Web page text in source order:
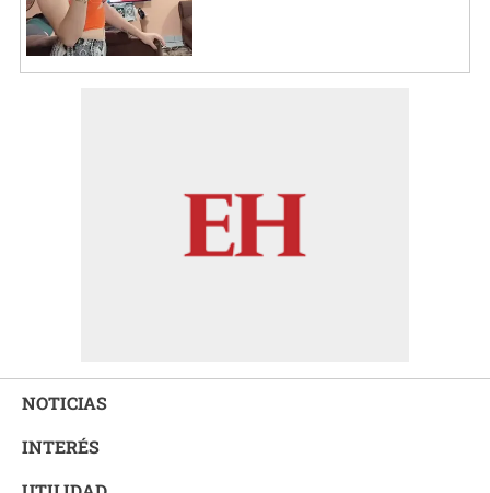
NOTICIAS
INTERÉS